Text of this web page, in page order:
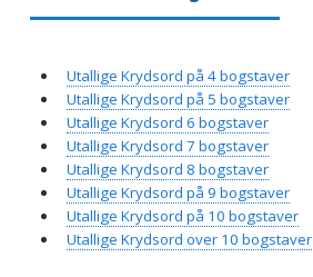
Utallige Krydsord på 4 bogstaver
Utallige Krydsord på 5 bogstaver
Utallige Krydsord 6 bogstaver
Utallige Krydsord 7 bogstaver
Utallige Krydsord 8 bogstaver
Utallige Krydsord på 9 bogstaver
Utallige Krydsord på 10 bogstaver
Utallige Krydsord over 10 bogstaver